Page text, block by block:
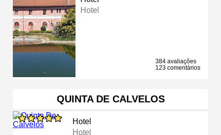
Hotel
384 avaliações
123 comentários
QUINTA DE CALVELOS
Hotel
Hotel